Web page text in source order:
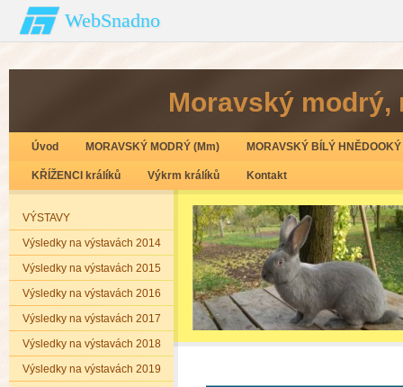
WebSnadno
Moravský
Úvod MORAVSKÝ MODRÝ (Mm) MORAVSKÝ BÍLÝ
KŘÍŽENCI králíků Výkrm králíků Kontakt
VÝSTAVY
Výsledky na výstavách 2014
Výsledky na výstavách 2015
Výsledky na výstavách 2016
Výsledky na výstavách 2017
Výsledky na výstavách 2018
Výsledky na výstavách 2019